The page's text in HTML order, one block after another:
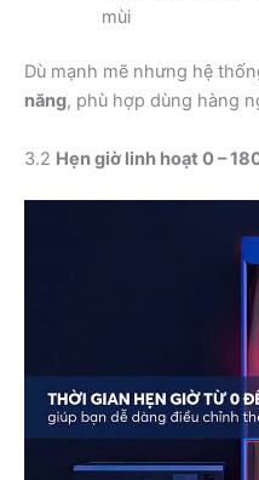
mùi
Dù mạnh mẽ nhưng hệ
năng, phù hợp dùng hàng
3.2 Hẹn giờ linh hoạt 0 –